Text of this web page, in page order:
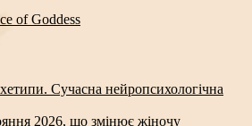
of Goddess
Сучасна нейропсихологічна
2026, що змінює жіночу